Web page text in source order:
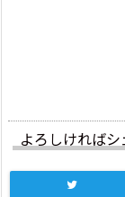
よろしければ